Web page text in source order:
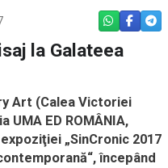
WHATSAPP
la Galateea
Art (Calea Victoriei
UMA ED ROMÂNIA,
„SinCronic 2017
începând